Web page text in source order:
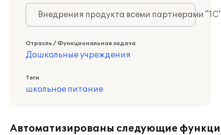
Внедрения продукта всеми партнерами
Отрасль / Функциональная задача
Дошкольные учреждения
Теги
школьное питание
Автоматизированы следующие